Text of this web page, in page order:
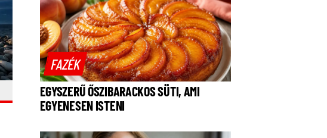
FAZÉK
EGYSZERŰ ŐSZIBARACKOS SÜTI, AMI
EGYENESEN ISTENI